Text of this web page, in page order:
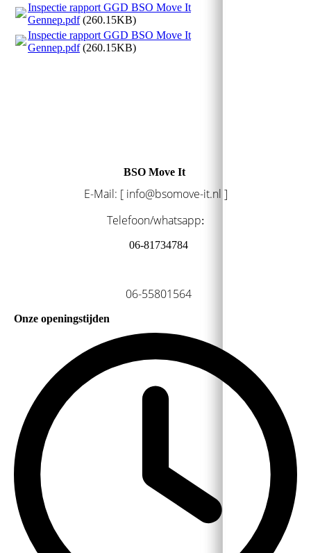
Inspectie rapport GGD BSO Move It
Gennep.pdf(260.15KB)
Inspectie rapport GGD BSO Move It
Gennep.pdf(260.15KB)
BSO Move It
E-Mail: [ info@bsomove-it.nl ]
Telefoon/whatsapp:
06-81734784
06-55801564
Onze openingstijden